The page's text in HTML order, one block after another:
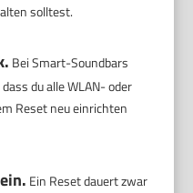
solltest.
Bei Smart-Soundbars
du alle WLAN- oder
Reset neu einrichten
Ein Reset dauert zwar